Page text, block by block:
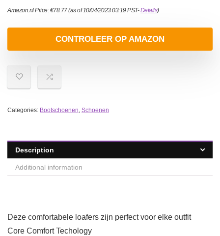
Amazon.nl Price:€78.77(as of 10/04/2023 03:19 PST-Details)
CONTROLEER OP AMAZON
Categories: Bootschoenen, Schoenen
Description
Additional information
Deze comfortabele loafers zijn perfect voor elke outfit
Core Comfort Techology